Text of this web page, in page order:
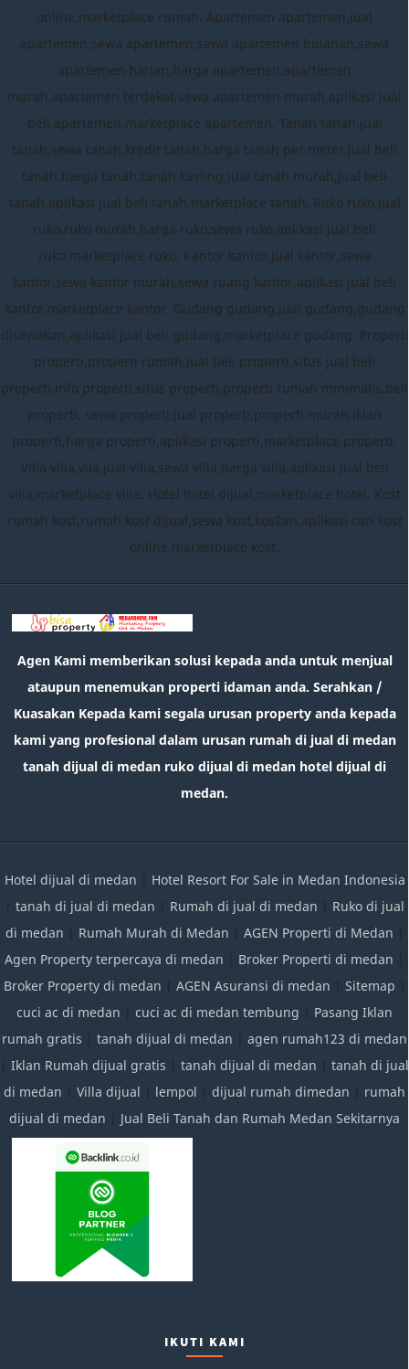
online,marketplace rumah. Apartemen apartemen,jual
apartemen,sewa apartemen,sewa apartemen bulanan,sewa
apartemen harian,harga apartemen,apartemen
murah,apartemen terdekat,sewa apartemen murah,aplikasi jual
beli apartemen,marketplace apartemen. Tanah tanah,jual
tanah,sewa tanah,kredit tanah,harga tanah per meter,jual beli
tanah,harga tanah,tanah kavling,jual tanah murah,jual beli
tanah,aplikasi jual beli tanah,marketplace tanah. Ruko ruko,jual
ruko,ruko murah,harga ruko,sewa ruko,aplikasi jual beli
ruko,marketplace ruko. Kantor kantor,jual kantor,sewa
kantor,sewa kantor murah,sewa ruang kantor,aplikasi jual beli
kantor,marketplace kantor. Gudang gudang,jual gudang,gudang
disewakan,aplikasi jual beli gudang,marketplace gudang. Properti
properti,properti rumah,jual beli properti,situs jual beli
properti,info properti,situs properti,properti rumah minimalis,beli
properti, sewa properti,jual properti,properti murah,iklan
properti,harga properti,aplikasi properti,marketplace properti.
Villa villa,vila,jual villa,sewa villa,harga villa,aplikasi jual beli
villa,marketplace villa. Hotel hotel dijual,marketplace hotel. Kost
rumah kost,rumah kost dijual,sewa kost,kos2an,aplikasi cari kost
online,marketplace kost.
Agen Kami memberikan solusi kepada anda untuk menjual
ataupun menemukan properti idaman anda. Serahkan /
Kuasakan Kepada kami segala urusan property anda kepada
kami yang profesional dalam urusan rumah di jual di medan
tanah dijual di medan ruko dijual di medan hotel dijual di
medan.
Hotel dijual di medan | Hotel Resort For Sale in Medan Indonesia
| tanah di jual di medan | Rumah di jual di medan | Ruko di jual
di medan | Rumah Murah di Medan | AGEN Properti di Medan |
Agen Property terpercaya di medan | Broker Properti di medan |
Broker Property di medan | AGEN Asuransi di medan | Sitemap |
cuci ac di medan | cuci ac di medan tembung | Pasang Iklan
rumah gratis | tanah dijual di medan | agen rumah123 di medan
| Iklan Rumah dijual gratis | tanah dijual di medan | tanah di jual
di medan | Villa dijual | lempol | dijual rumah dimedan | rumah
dijual di medan | Jual Beli Tanah dan Rumah Medan Sekitarnya
IKUTI KAMI